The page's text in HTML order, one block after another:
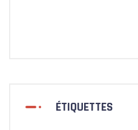
ÉTIQUETTES